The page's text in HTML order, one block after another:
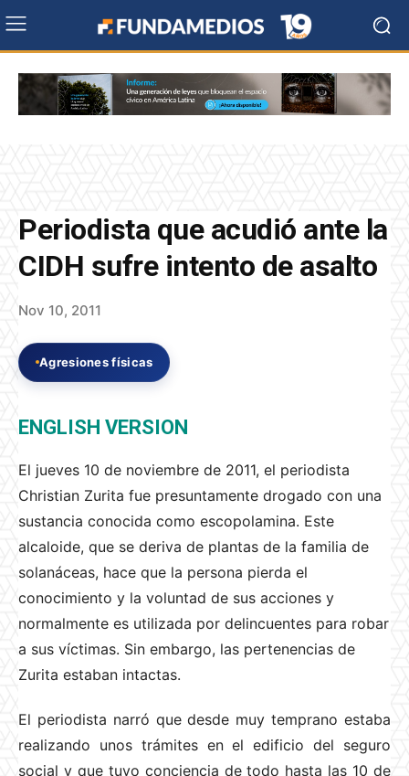
Periodista que acudió ante la
CIDH sufre intento de asalto
Nov 10, 2011
Agresiones físicas
ENGLISH VERSION
El jueves 10 de noviembre de 2011, el periodista
Christian Zurita fue presuntamente drogado con una
sustancia conocida como escopolamina. Este
alcaloide, que se deriva de plantas de la familia de
solanáceas, hace que la persona pierda el
conocimiento y la voluntad de sus acciones y
normalmente es utilizada por delincuentes para robar
a sus víctimas. Sin embargo, las pertenencias de
Zurita estaban intactas.
El periodista narró que desde muy temprano estaba
realizando unos trámites en el edificio del seguro
social y que tuvo conciencia de todo hasta las 10 de